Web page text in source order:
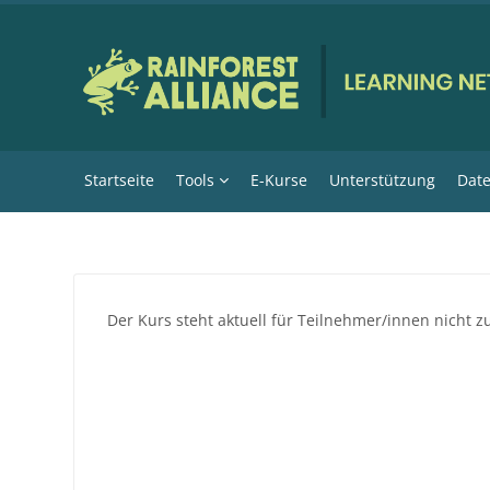
Startseite Tools E-Kurse Unterstützung
Der Kurs steht aktuell für Teilnehmer/innen nicht